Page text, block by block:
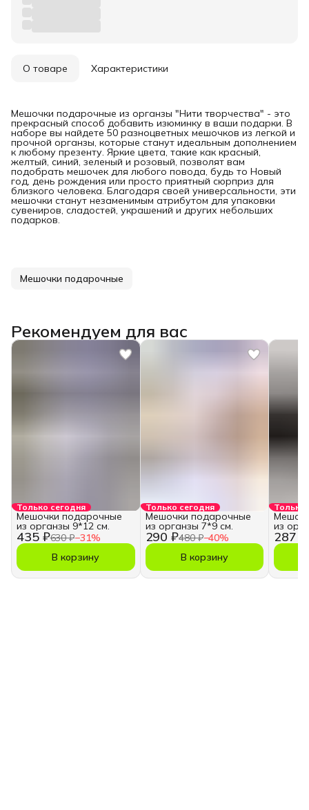
О товаре Характеристики
Мешочки подарочные из органзы "Нити творчества" - это
прекрасный способ добавить изюминку в ваши подарки. В
наборе вы найдете 50 разноцветных мешочков из легкой и
прочной органзы, которые станут идеальным дополнением
к любому презенту. Яркие цвета, такие как красный,
желтый, синий, зеленый и розовый, позволят вам
подобрать мешочек для любого повода, будь то Новый
год, день рождения или просто приятный сюрприз для
близкого человека. Благодаря своей универсальности, эти
мешочки станут незаменимым атрибутом для упаковки
сувениров, сладостей, украшений и других небольших
подарков.
Мешочки подарочные
Рекомендуем для вас
Только сегодня
435 ₽630 ₽−31%
Мешочки подарочные
из органзы 9*12 см.
В корзину
Только сегодня
290 ₽480 ₽−40%
Мешочки подарочные
из органзы 7*9 см.
В корзину
Только
287 ₽
из